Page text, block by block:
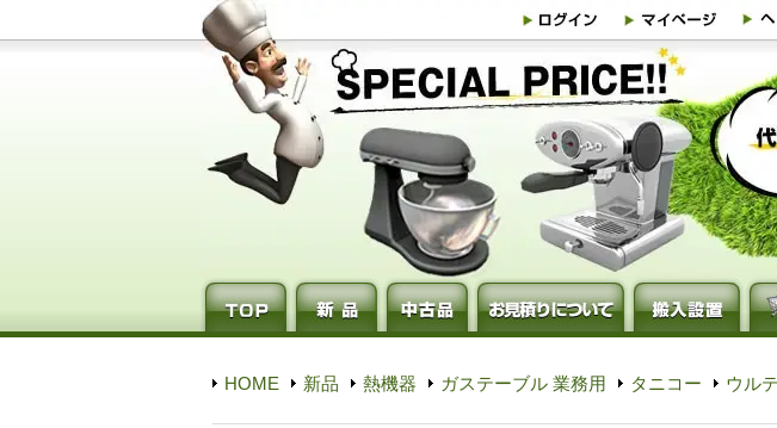
HOME 新品 熱機器 ガステーブル 業務用 タニコー ウル